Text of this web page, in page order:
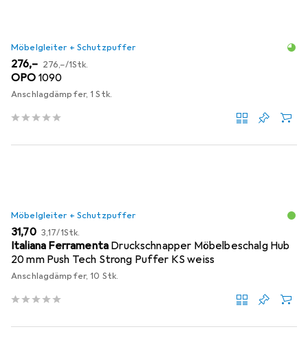
Möbelgleiter + Schutzpuffer
EUR
276,– EUR
276,–/1Stk.
OPO 1090
Anschlagdämpfer, 1 Stk.
Möbelgleiter + Schutzpuffer
EUR
31,70 EUR
3,17/1Stk.
Italiana Ferramenta Druckschnapper Möbelbeschalg Hub
20 mm Push Tech Strong Puffer KS weiss
Anschlagdämpfer, 10 Stk.